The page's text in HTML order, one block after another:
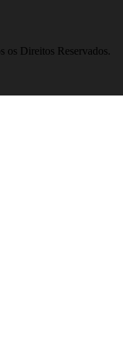
os Direitos Reservados.